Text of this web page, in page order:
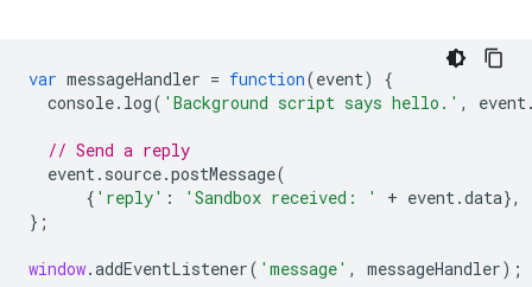
var messageHandler = function(event)
{
console. log( 'Background script says hello.' , event
// Send a reply
event. source.postMessage(
{ 'reply' : 'Sandbox received: ' + event.data},
};
window.addEventListener( 'message' , messageHandler);